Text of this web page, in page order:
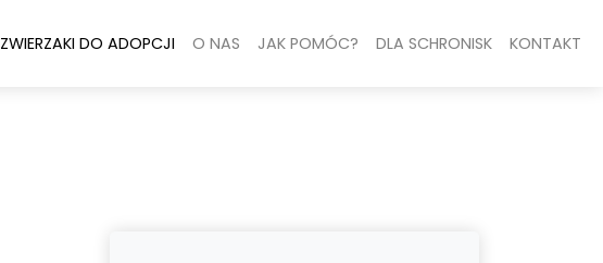
ZWIERZAKI DO ADOPCJI O NAS JAK POMÓC? DLA SCHRONISK KONTAKT